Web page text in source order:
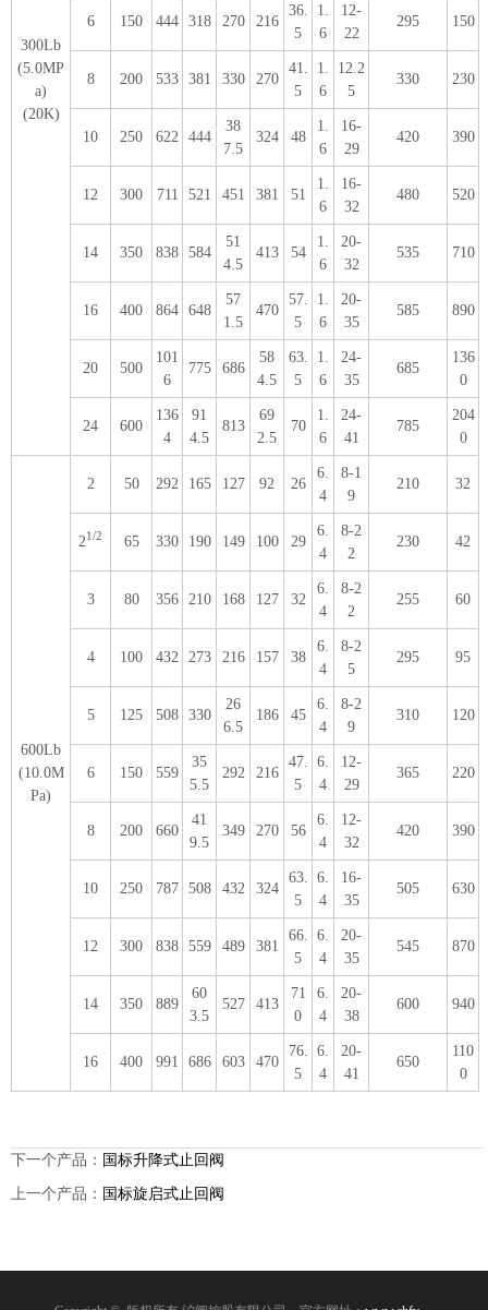
300Lb
(5.0MP
a)
(20K)
6 150 444 318 270 216
36.
5
1.
6
12-
22
295 150
8 200 533 381 330 270
41.
5
1.
6
12.2
5
330 230
10 250 622 444
38
7.5
324 48
1.
6
16-
29
420 390
12 300 711 521 451 381 51
1.
6
16-
32
480 520
14 350 838 584
51
4.5
413 54
1.
6
20-
32
535 710
16 400 864 648
57
1.5
470
57.
5
1.
6
20-
35
585 890
20 500
101
6
775 686
58
4.5
63.
5
1.
6
24-
35
685
136
0
24 600
136
4
91
4.5
813
69
2.5
70
1.
6
24-
41
785
204
0
600Lb
(10.0M
Pa)
2 50 292 165 127 92 26
6.
4
8-1
9
210 32
21/2 65 330 190 149 100 29
6.
4
8-2
2
230 42
3 80 356 210 168 127 32
6.
4
8-2
2
255 60
4 100 432 273 216 157 38
6.
4
8-2
5
295 95
5 125 508 330
26
6.5
186 45
6.
4
8-2
9
310 120
6 150 559
35
5.5
292 216
47.
5
6.
4
12-
29
365 220
8 200 660
41
9.5
349 270 56
6.
4
12-
32
420 390
10 250 787 508 432 324
63.
5
6.
4
16-
35
505 630
12 300 838 559 489 381
66.
5
6.
4
20-
35
545 870
14 350 889
60
3.5
527 413
71
0
6.
4
20-
38
600 940
16 400 991 686 603 470
76.
5
6.
4
20-
41
650
110
0
下一个产品： 国标升降式止回阀
上一个产品： 国标旋启式止回阀